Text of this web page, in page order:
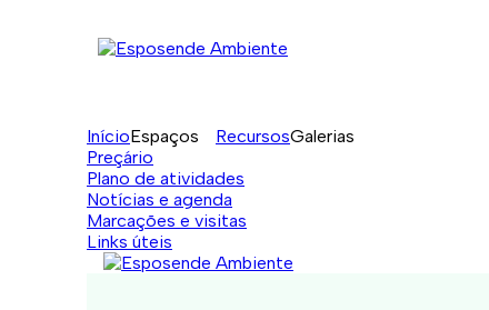
InícioEspaços RecursosGalerias
Preçário
Plano de atividades
Notícias e agenda
Marcações e visitas
Links úteis